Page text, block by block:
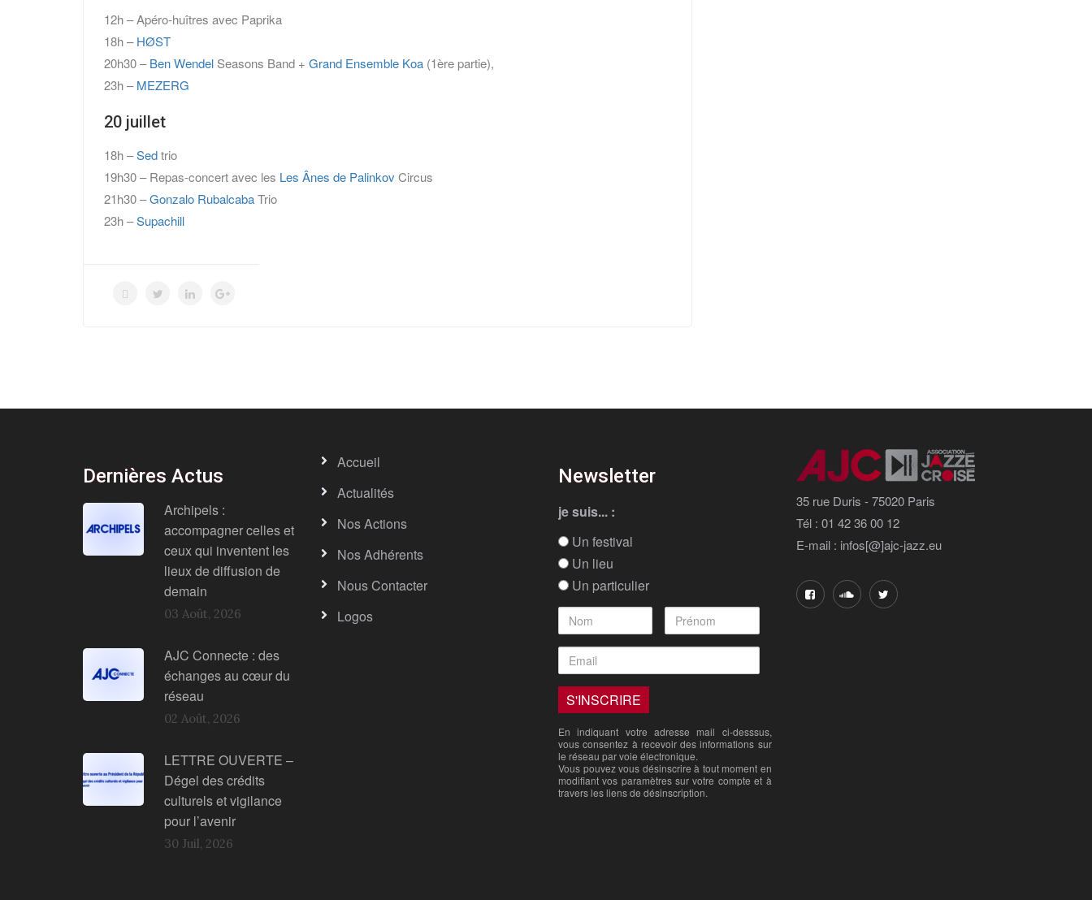
12h – Apéro-huîtres avec Paprika
18h –HØST
20h30 –Ben Wendel Seasons Band + Grand Ensemble Koa (1ère partie),
23h –MEZERG
20 juillet
18h –Sedtrio
19h30 – Repas-concert avec les Les Ânes de Palinkov Circus
21h30 –Gonzalo RubalcabaTrio
23h –Supachill
Dernières Actus
Archipels :
accompagner celles et
ceux qui inventent les
lieux de diffusion de
demain
03 Août, 2026
AJC Connecte : des
échanges au cœur du
réseau
02 Août, 2026
LETTRE OUVERTE –
Dégel des crédits
culturels et vigilance
pour l’avenir
30 Juil, 2026
Accueil
Actualités
Nos Actions
Nos Adhérents
Nous Contacter
Logos
Newsletter
je suis... :
Un festival
Un lieu
Un particulier
En indiquant votre adresse mail ci-desssus,
vous consentez à recevoir des informations sur
le réseau par voie électronique.
Vous pouvez vous désinscrire à tout moment en
modifiant vos paramètres sur votre compte et à
travers les liens de désinscription.
35 rue Duris - 75020 Paris
Tél : 01 42 36 00 12
E-mail : infos[@]ajc-jazz.eu